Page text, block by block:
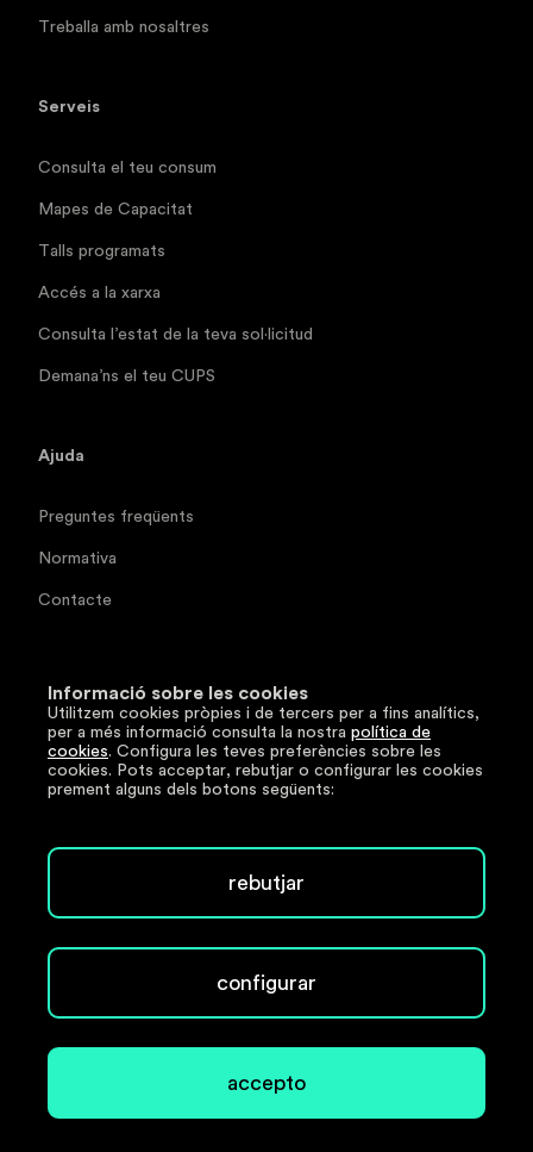
Treballa amb nosaltres
Serveis
Consulta el teu consum
Mapes de Capacitat
Talls programats
Accés a la xarxa
Consulta l’estat de la teva sol·licitud
Demana’ns el teu CUPS
Ajuda
Preguntes freqüents
Normativa
Contacte
Segueix-nos
LinkedIn
Copyright © 2026 www.e-anell.cat. Tots els drets
Avís legal Política de privacitat
Política de seguretat
Informació sobre les cookies
Utilitzem cookies pròpies i de tercers per a fins analítics,
per a més informació consulta la nostra política de
cookies. Configura les teves preferències sobre les
cookies. Pots acceptar, rebutjar o configurar les cookies
prement alguns dels botons següents:
accepto
configurar
rebutjar